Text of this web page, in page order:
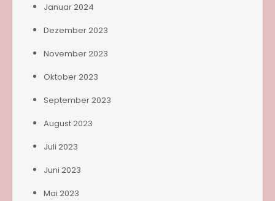
Januar 2024
Dezember 2023
November 2023
Oktober 2023
September 2023
August 2023
Juli 2023
Juni 2023
Mai 2023